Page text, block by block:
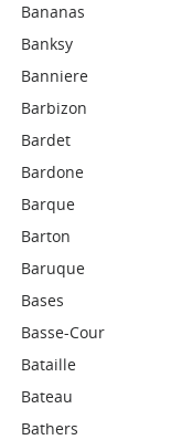
Bananas
Banksy
Banniere
Barbizon
Bardet
Bardone
Barque
Barton
Baruque
Bases
Basse-Cour
Bataille
Bateau
Bathers